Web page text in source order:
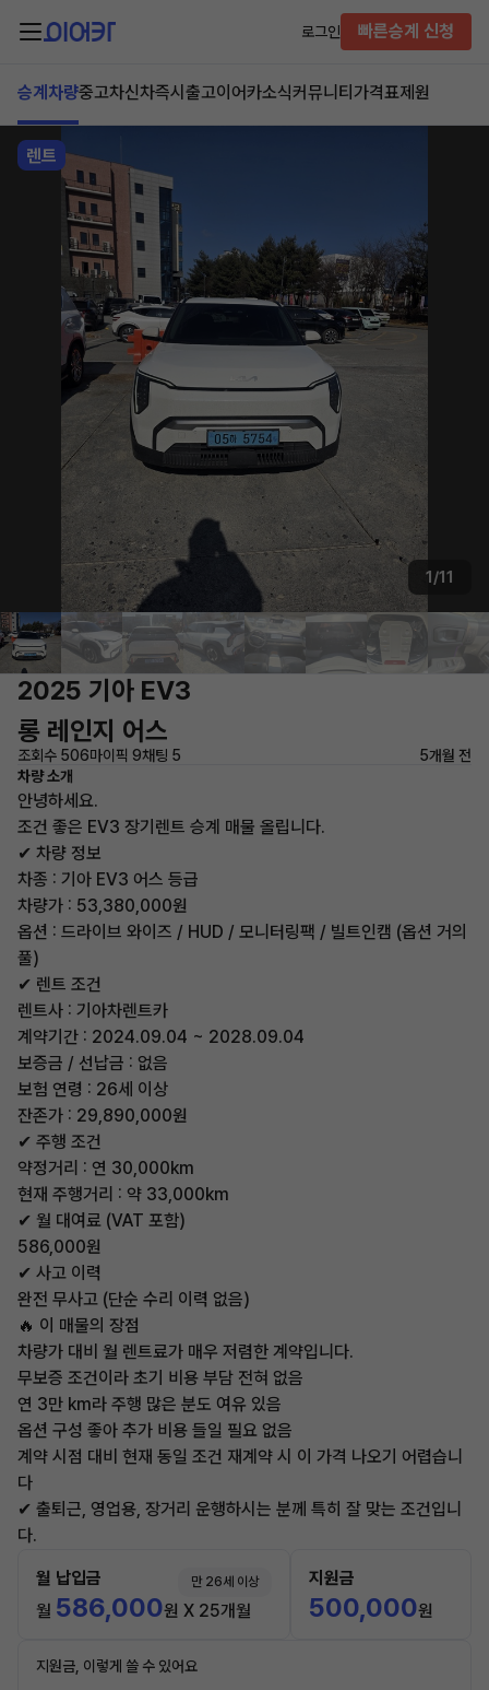
로그인 빠른승계 신청
승계차량중고차신차즉시출고이어카소식커뮤니티 가격표제원
렌트
1/11
2025 기아 EV3
롱 레인지 어스
조회수 506마이픽 9채팅 5
5개월 전
차량 소개
안녕하세요.
조건 좋은 EV3 장기렌트 승계 매물 올립니다.
✔ 차량 정보
차종 : 기아 EV3 어스 등급
차량가 : 53,380,000원
옵션 : 드라이브 와이즈 / HUD / 모니터링팩 / 빌트인캠 (옵션 거의
풀)
✔ 렌트 조건
렌트사 : 기아차렌트카
계약기간 : 2024.09.04 ~ 2028.09.04
보증금 / 선납금 : 없음
보험 연령 : 26세 이상
잔존가 : 29,890,000원
✔ 주행 조건
약정거리 : 연 30,000km
현재 주행거리 : 약 33,000km
✔ 월 대여료 (VAT 포함)
586,000원
✔ 사고 이력
완전 무사고 (단순 수리 이력 없음)
🔥 이 매물의 장점
차량가 대비 월 렌트료가 매우 저렴한 계약입니다.
무보증 조건이라 초기 비용 부담 전혀 없음
연 3만 km라 주행 많은 분도 여유 있음
옵션 구성 좋아 추가 비용 들일 필요 없음
계약 시점 대비 현재 동일 조건 재계약 시 이 가격 나오기 어렵습니
다
✔ 출퇴근, 영업용, 장거리 운행하시는 분께 특히 잘 맞는 조건입니
다.
월 납입금 만 26세 이상
월 586,000원 X 25개월
지원금
500,000원
지원금, 이렇게 쓸 수 있어요